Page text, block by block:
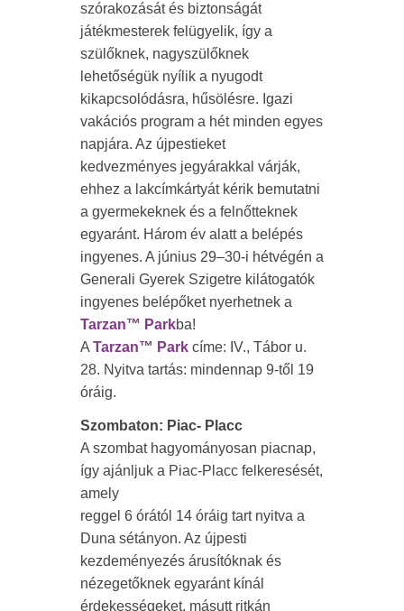
szórakozását és biztonságát
játékmesterek felügyelik, így a
szülőknek, nagyszülőknek
lehetőségük nyílik a nyugodt
kikapcsolódásra, hűsölésre. Igazi
vakációs program a hét minden egyes
napjára. Az újpestieket
kedvezményes jegyárakkal várják,
ehhez a lakcímkártyát kérik bemutatni
a gyermekeknek és a felnőtteknek
egyaránt. Három év alatt a belépés
ingyenes. A június 29–30-i hétvégén a
Generali Gyerek Szigetre kilátogatók
ingyenes belépőket nyerhetnek a
Tarzan™ Parkba!
A Tarzan™ Park címe: IV., Tábor u.
28. Nyitva tartás: mindennap 9-től 19
óráig.
Szombaton: Piac- Placc
A szombat hagyományosan piacnap,
így ajánljuk a Piac-Placc felkeresését,
amely
reggel 6 órától 14 óráig tart nyitva a
Duna sétányon. Az újpesti
kezdeményezés árusítóknak és
nézegetőknek egyaránt kínál
érdekességeket, másutt ritkán